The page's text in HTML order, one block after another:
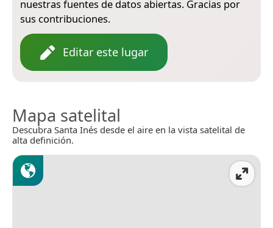
nuestras fuentes de datos abiertas. Gracias por
sus contribuciones.
Editar este lugar
Mapa satelital
Descubra Santa Inés desde el aire en la vista satelital de
alta definición.